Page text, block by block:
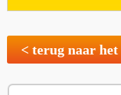
< terug naar